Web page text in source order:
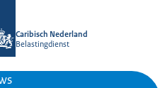
Caribisch Nederland
Belastingdienst